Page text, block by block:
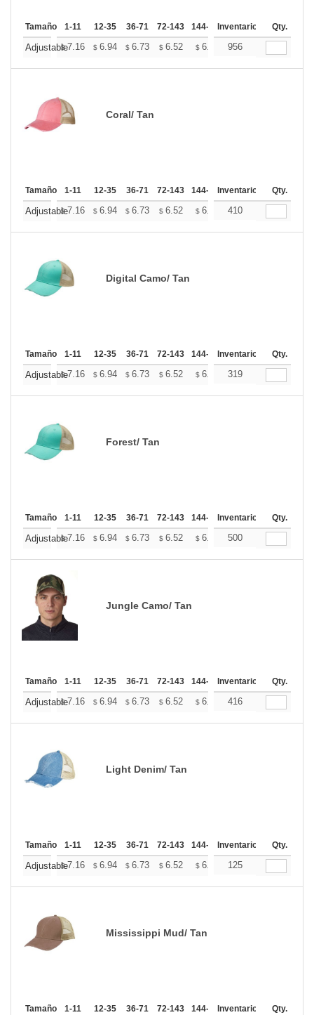
Tamaño 1-11 12-35 36-71 72-143 144-287 288 + Mas
Inventario Qty.
Adjustable
$7.16 $ 6.94 $ 6.73 $ 6.52 $ 6.31 $6.20
956
Coral/ Tan
Tamaño 1-11 12-35 36-71 72-143 144-287 288 + Mas
Inventario Qty.
Adjustable
$7.16 $ 6.94 $ 6.73 $ 6.52 $ 6.31 $6.20
410
Digital Camo/ Tan
Tamaño 1-11 12-35 36-71 72-143 144-287 288 + Mas
Inventario Qty.
Adjustable
$7.16 $ 6.94 $ 6.73 $ 6.52 $ 6.31 $6.20
319
Forest/ Tan
Tamaño 1-11 12-35 36-71 72-143 144-287 288 + Mas
Inventario Qty.
Adjustable
$7.16 $ 6.94 $ 6.73 $ 6.52 $ 6.31 $6.20
500
Jungle Camo/ Tan
Tamaño 1-11 12-35 36-71 72-143 144-287 288 + Mas
Inventario Qty.
Adjustable
$7.16 $ 6.94 $ 6.73 $ 6.52 $ 6.31 $6.20
416
Light Denim/ Tan
Tamaño 1-11 12-35 36-71 72-143 144-287 288 + Mas
Inventario Qty.
Adjustable
$7.16 $ 6.94 $ 6.73 $ 6.52 $ 6.31 $6.20
125
Mississippi Mud/ Tan
Tamaño 1-11 12-35 36-71 72-143 144-287 288 + Mas
Inventario Qty.